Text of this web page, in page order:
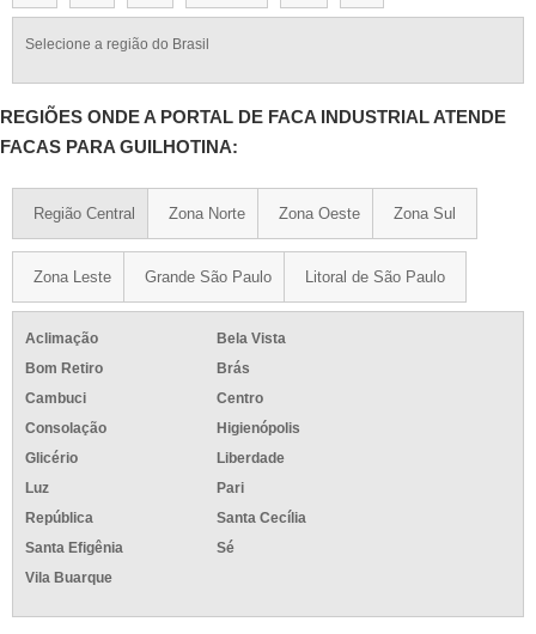
Selecione a região do Brasil
REGIÕES ONDE A PORTAL DE FACA INDUSTRIAL ATENDE
FACAS PARA GUILHOTINA:
Região Central Zona Norte Zona Oeste Zona Sul
Zona Leste Grande São Paulo Litoral de São Paulo
Aclimação
Bela Vista
Bom Retiro
Brás
Cambuci
Centro
Consolação
Higienópolis
Glicério
Liberdade
Luz
Pari
República
Santa Cecília
Santa Efigênia
Sé
Vila Buarque